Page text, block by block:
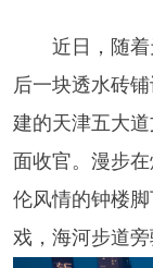
近日，随着
后一块透水砖
建的天津五大
面收官。漫步
伦风情的钟楼
戏，海河步道旁